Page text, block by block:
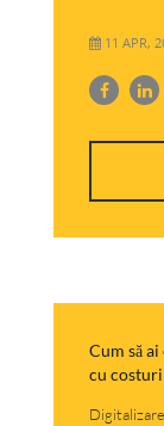
11 APR,
Cum să
cu